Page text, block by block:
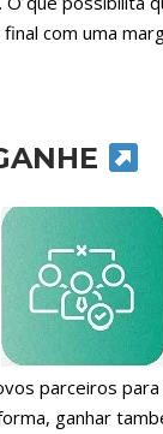
com uma
parceiros
ganhar